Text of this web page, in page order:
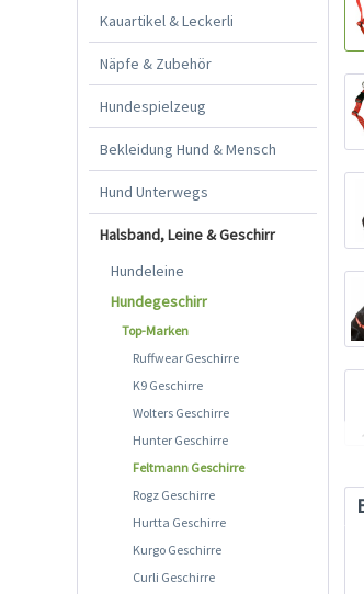
Kauartikel & Leckerli
Näpfe & Zubehör
Hundespielzeug
Bekleidung Hund & Mensch
Hund Unterwegs
Halsband, Leine & Geschirr
Hundeleine
Hundegeschirr
Top-Marken
Ruffwear Geschirre
K9 Geschirre
Wolters Geschirre
Hunter Geschirre
Feltmann Geschirre
Rogz Geschirre
Hurtta Geschirre
Kurgo Geschirre
Curli Geschirre